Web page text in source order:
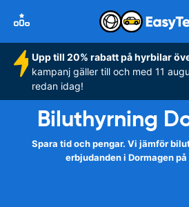
Upp till 20% rabatt på hyrbilar
kampanj gäller till och med 11
redan idag!
Biluthyrning
Spara tid och pengar. Vi jämför
erbjudanden i Dormagen